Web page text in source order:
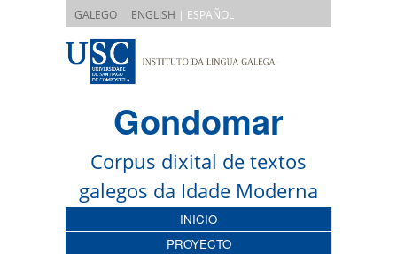
GALEGO ENGLISH | ESPAÑOL
Gondomar
Corpus dixital de textos
galegos da Idade Moderna
INICIO
PROYECTO